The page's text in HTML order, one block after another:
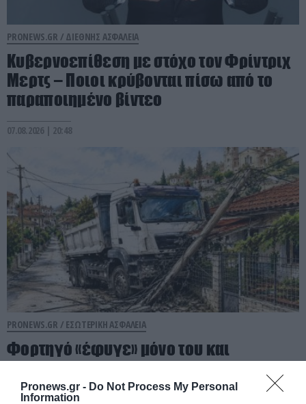
Pronews.gr - Do Not Process My Personal
Information
PRONEWS.GR / ΔΙΕΘΝΗΣ ΑΣΦΑΛΕΙΑ
Κυβερνοεπίθεση με στόχο τον Φρίντριχ
Μερτς – Ποιοι κρύβονται πίσω από το
παραποιημένο βίντεο
07.08.2026 | 20:48
PRONEWS.GR / ΕΣΩΤΕΡΙΚΗ ΑΣΦΑΛΕΙΑ
Φορτηγό «έφυγε» μόνο του και
καρφώθηκε σε πολυκατοικία στη
Μαγνησία (φώτο)